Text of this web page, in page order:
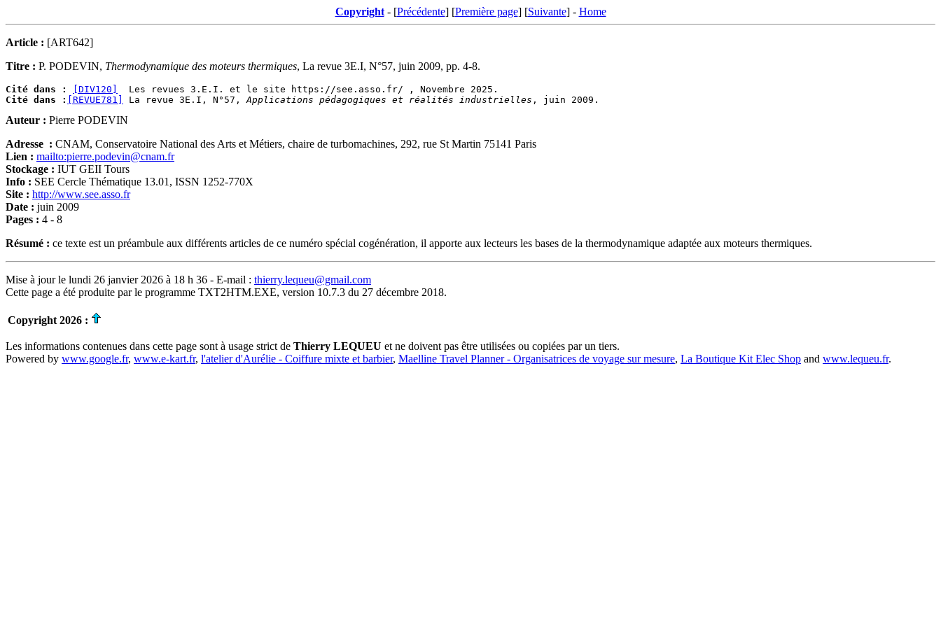
Copyright- [Précédente] [Première page] [Suivante] - Home
Article : [ART642]
Titre : P. PODEVIN, Thermodynamique des moteurs thermiques, La revue 3E.I, N°57, juin 2009, pp. 4-8.
Cité dans : [DIV120]
Cité dans :
[REVUE781] La revue 3E.I, N°57, Applications pédagogiques et réalités industrielles
Auteur : Pierre PODEVIN
Adresse : CNAM, Conservatoire National des Arts et Métiers, chaire de turbomachines, 292, rue St Martin 75141 Paris
Lien : mailto:pierre.podevin@cnam.fr
Stockage : IUT GEII Tours
Info : SEE Cercle Thématique 13.01, ISSN 1252-770X
Site : http://www.see.asso.fr
Date : juin 2009
Pages : 4 - 8
Résumé : ce texte est un préambule aux différents articles de ce numéro spécial cogénération, il apporte aux lecteurs les bases de la thermodynamique adaptée aux moteurs thermiques.
Mise à jour le lundi 26 janvier 2026 à 18 h 36 - E-mail : thierry.lequeu@gmail.com
Cette page a été produite par le programme TXT2HTM.EXE, version 10.7.3 du 27 décembre 2018.
Copyright 2026 :
Les informations contenues dans cette page sont à usage strict de Thierry LEQUEU et ne doivent pas être utilisées ou copiées par un tiers.
Powered by www.google.fr, www.e-kart.fr, l'atelier d'Aurélie - Coiffure mixte et barbier, Maelline Travel Planner - Organisatrices de voyage sur mesure, La Boutique Kit Elec Shop and www.lequeu.fr.